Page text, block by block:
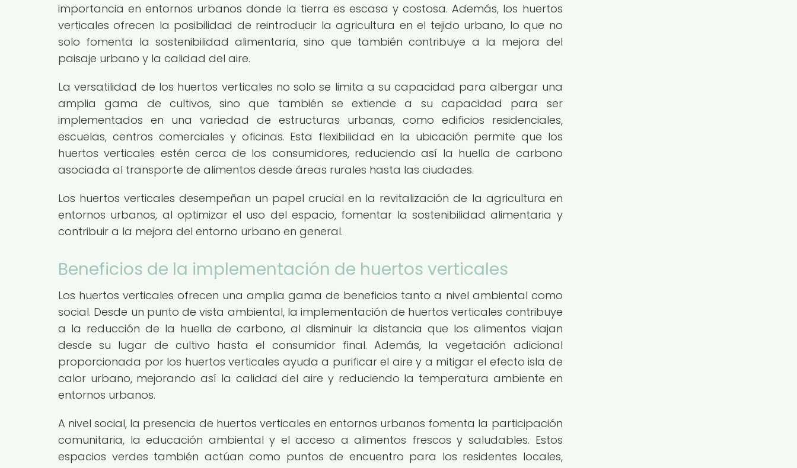
importancia en entornos urbanos donde la tierra es escasa y costosa. Además, los huertos
verticales ofrecen la posibilidad de reintroducir la agricultura en el tejido urbano, lo que no
solo fomenta la sostenibilidad alimentaria, sino que también contribuye a la mejora del
paisaje urbano y la calidad del aire.
La versatilidad de los huertos verticales no solo se limita a su capacidad para albergar una
amplia gama de cultivos, sino que también se extiende a su capacidad para ser
implementados en una variedad de estructuras urbanas, como edificios residenciales,
escuelas, centros comerciales y oficinas. Esta flexibilidad en la ubicación permite que los
huertos verticales estén cerca de los consumidores, reduciendo así la huella de carbono
asociada al transporte de alimentos desde áreas rurales hasta las ciudades.
Los huertos verticales desempeñan un papel crucial en la revitalización de la agricultura en
entornos urbanos, al optimizar el uso del espacio, fomentar la sostenibilidad alimentaria y
contribuir a la mejora del entorno urbano en general.
Beneficios de la implementación de huertos verticales
Los huertos verticales ofrecen una amplia gama de beneficios tanto a nivel ambiental como
social. Desde un punto de vista ambiental, la implementación de huertos verticales contribuye
a la reducción de la huella de carbono, al disminuir la distancia que los alimentos viajan
desde su lugar de cultivo hasta el consumidor final. Además, la vegetación adicional
proporcionada por los huertos verticales ayuda a purificar el aire y a mitigar el efecto isla de
calor urbano, mejorando así la calidad del aire y reduciendo la temperatura ambiente en
entornos urbanos.
A nivel social, la presencia de huertos verticales en entornos urbanos fomenta la participación
comunitaria, la educación ambiental y el acceso a alimentos frescos y saludables. Estos
espacios verdes también actúan como puntos de encuentro para los residentes locales,